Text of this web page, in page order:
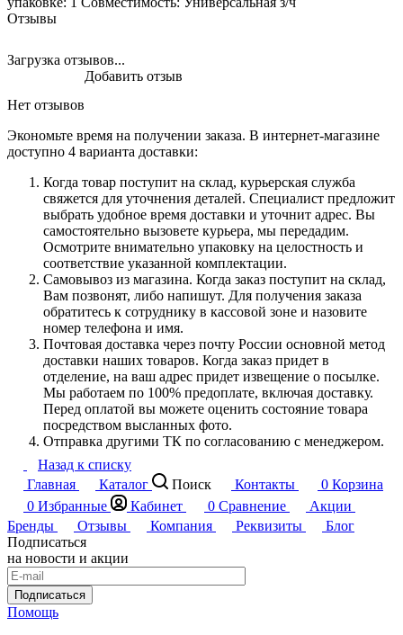
Отзывы
Загрузка отзывов...
Нет отзывов
Добавить отзыв
Экономьте время на получении заказа. В интернет-магазине
доступно 4 варианта доставки:
Когда товар поступит на склад, курьерская служба
свяжется для уточнения деталей. Специалист предложит
выбрать удобное время доставки и уточнит адрес. Вы
самостоятельно вызовете курьера, мы передадим.
Осмотрите внимательно упаковку на целостность и
соответствие указанной комплектации.
Самовывоз из магазина. Когда заказ поступит на склад,
Вам позвонят, либо напишут. Для получения заказа
обратитесь к сотруднику в кассовой зоне и назовите
номер телефона и имя.
Почтовая доставка через почту России основной метод
доставки наших товаров. Когда заказ придет в
отделение, на ваш адрес придет извещение о посылке.
Мы работаем по 100% предоплате, включая доставку.
Перед оплатой вы можете оценить состояние товара
посредством высланных фото.
Отправка другими ТК по согласованию с менеджером.
Назад к списку
Главная
Каталог Поиск Контакты 0 Корзина
0 Избранные Кабинет 0 Сравнение
Акции
Бренды
Отзывы Компания Реквизиты
Блог
Подписаться
на новости и акции
Подписаться
Помощь